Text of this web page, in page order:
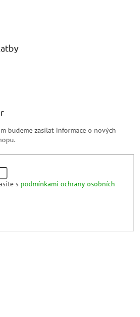
budeme zasílat informace o nových
s podmínkami ochrany osobních